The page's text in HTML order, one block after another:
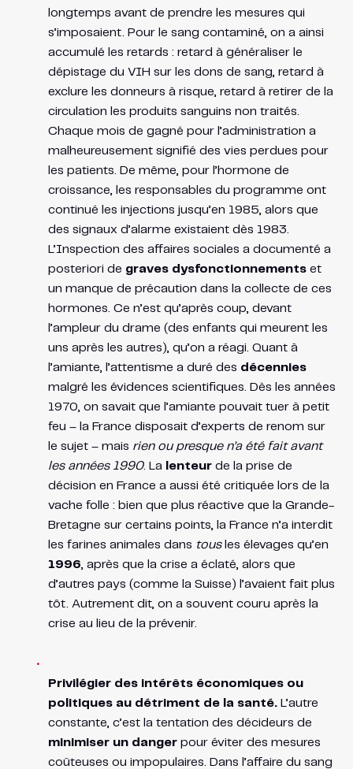
longtemps avant de prendre les mesures qui
s’imposaient. Pour le sang contaminé, on a ainsi
accumulé les retards : retard à généraliser le
dépistage du VIH sur les dons de sang, retard à
exclure les donneurs à risque, retard à retirer de la
circulation les produits sanguins non traités​.
Chaque mois de gagné pour l’administration a
malheureusement signifié des vies perdues pour
les patients. De même, pour l’hormone de
croissance, les responsables du programme ont
continué les injections jusqu’en 1985, alors que
des signaux d’alarme existaient dès 1983.
L’Inspection des affaires sociales a documenté a
posteriori de graves dysfonctionnementset
un manque de précaution dans la collecte de ces
hormones​. Ce n’est qu’après coup, devant
l’ampleur du drame (des enfants qui meurent les
uns après les autres), qu’on a réagi. Quant à
l’amiante, l’attentisme a duré des décennies
malgré les évidences scientifiques. Dès les années
1970, on savait que l’amiante pouvait tuer à petit
feu – la France disposait d’experts de renom sur
le sujet – mais rien ou presque n’a été fait avant
les années 1990. La lenteurde la prise de
décision en France a aussi été critiquée lors de la
vache folle : bien que plus réactive que la Grande-
Bretagne sur certains points, la France n’a interdit
les farines animales dans tousles élevages qu’en
1996 , après que la crise a éclaté, alors que
d’autres pays (comme la Suisse) l’avaient fait plus
tôt. Autrement dit, on a souvent couru après la
crise au lieu de la prévenir.
Privilégier des intérêts économiques ou
politiques au détriment de la santé.L’autre
constante, c’est la tentation des décideurs de
minimiser un dangerpour éviter des mesures
coûteuses ou impopulaires. Dans l’affaire du sang